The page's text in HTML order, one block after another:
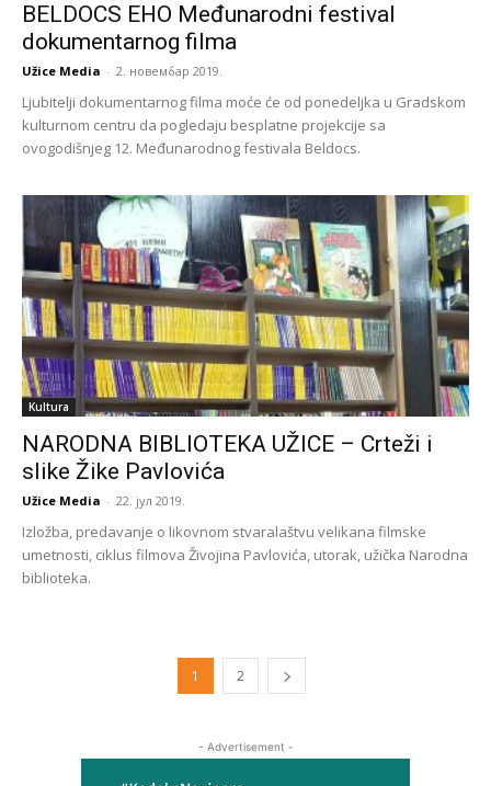
BELDOCS EHO Međunarodni festival
dokumentarnog filma
Užice Media - 2. новембар 2019.
Ljubitelji dokumentarnog filma moće će od ponedeljka u Gradskom
kulturnom centru da pogledaju besplatne projekcije sa
ovogodišnjeg 12. Međunarodnog festivala Beldocs.
Kultura
NARODNA BIBLIOTEKA UŽICE – Crteži i
slike Žike Pavlovića
Užice Media - 22. јул 2019.
Izložba, predavanje o likovnom stvaralaštvu velikana filmske
umetnosti, ciklus filmova Živojina Pavlovića, utorak, užička Narodna
biblioteka.
1 2
- Advertisement -